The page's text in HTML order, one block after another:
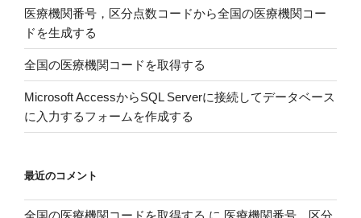
ー
ス
に
入
力
す
る
ー
ム
医療機関番号，区分点数コードから全国の医療機関コー
ドを生成する
全国の医療機関コードを取得する
Microsoft AccessからSQL Serverに接続してデータベース
に入力するフォームを作成する
最近のコメント